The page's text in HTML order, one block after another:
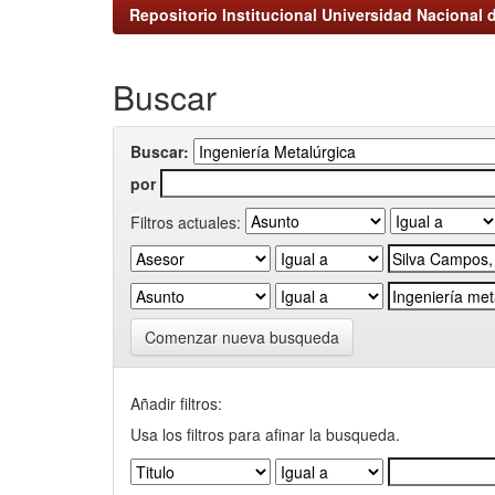
Repositorio Institucional Universidad Nacional
Buscar
Buscar:
por
Filtros actuales:
Comenzar nueva busqueda
Añadir filtros:
Usa los filtros para afinar la busqueda.